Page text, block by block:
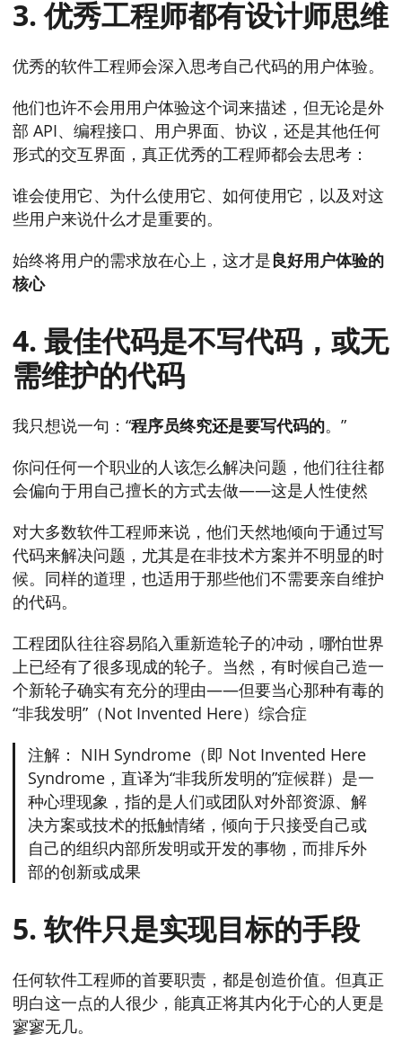
3. 优秀工程师都有设计师思维
优秀的软件工程师会深入思考自己代码的用户体验。
他们也许不会用用户体验这个词来描述，但无论是外
部 API、编程接口、用户界面、协议，还是其他任何
形式的交互界面，真正优秀的工程师都会去思考：
谁会使用它、为什么使用它、如何使用它，以及对这
些用户来说什么才是重要的。
始终将用户的需求放在心上，这才是良好用户体验的
核心
4. 最佳代码是不写代码，或无
需维护的代码
我只想说一句：“程序员终究还是要写代码的。”
你问任何一个职业的人该怎么解决问题，他们往往都
会偏向于用自己擅长的方式去做——这是人性使然
对大多数软件工程师来说，他们天然地倾向于通过写
代码来解决问题，尤其是在非技术方案并不明显的时
候。同样的道理，也适用于那些他们不需要亲自维护
的代码。
工程团队往往容易陷入重新造轮子的冲动，哪怕世界
上已经有了很多现成的轮子。当然，有时候自己造一
个新轮子确实有充分的理由——但要当心那种有毒的
“非我发明”（Not Invented Here）综合症
注解： NIH Syndrome（即 Not Invented Here
Syndrome，直译为“非我所发明的”症候群）是一
种心理现象，指的是人们或团队对外部资源、解
决方案或技术的抵触情绪，倾向于只接受自己或
自己的组织内部所发明或开发的事物，而排斥外
部的创新或成果
5. 软件只是实现目标的手段
任何软件工程师的首要职责，都是创造价值。但真正
明白这一点的人很少，能真正将其内化于心的人更是
寥寥无几。